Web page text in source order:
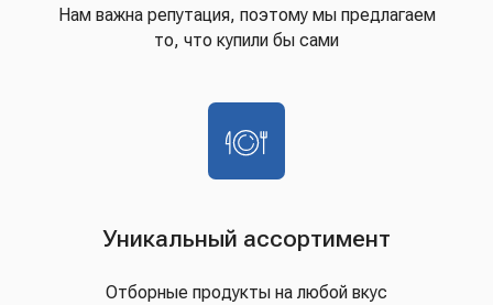
Нам важна репутация, поэтому мы предлагаем
то, что купили бы сами
Уникальный ассортимент
Отборные продукты на любой вкус